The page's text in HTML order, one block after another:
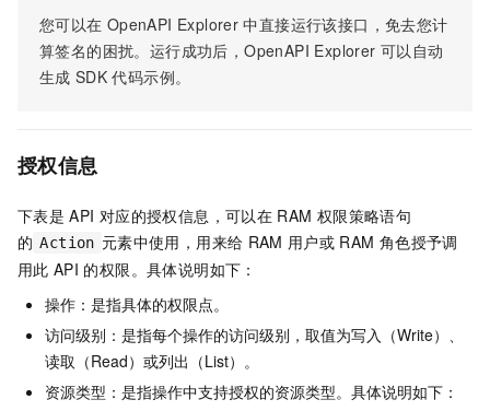
您可以在 OpenAPI Explorer 中直接运行该接口，免去您计
算签名的困扰。运行成功后，OpenAPI Explorer 可以自动
生成 SDK 代码示例。
授权信息
下表是 API 对应的授权信息，可以在 RAM 权限策略语句
的 Action 元素中使用，用来给 RAM 用户或 RAM 角色授予调
用此 API 的权限。具体说明如下：
操作：是指具体的权限点。
访问级别：是指每个操作的访问级别，取值为写入（Write）、
读取（Read）或列出（List）。
资源类型：是指操作中支持授权的资源类型。具体说明如下：